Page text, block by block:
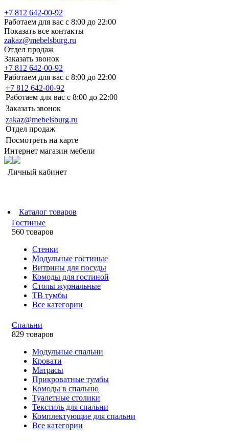
+7 812 642-00-92
Работаем для вас с 8:00 до 22:00
Показать все контакты
zakaz@mebelsburg.ru
Отдел продаж
Заказать звонок
+7 812 642-00-92
Работаем для вас с 8:00 до 22:00
+7 812 642-00-92
Работаем для вас с 8:00 до 22:00
Заказать звонок
zakaz@mebelsburg.ru
Отдел продаж
Посмотреть на карте
Интернет магазин мебели
Личный кабинет
Каталог товаров
Гостиные
560 товаров
Стенки
Модульные гостиные
Витрины для посуды
Комоды для гостиной
Столы журнальные
ТВ тумбы
Все категории
Спальни
829 товаров
Модульные спальни
Кровати
Матрасы
Прикроватные тумбы
Комоды в спальню
Туалетные столики
Текстиль для спальни
Комплектующие для спальни
Все категории